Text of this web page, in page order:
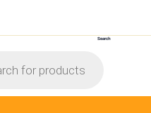
Search
search